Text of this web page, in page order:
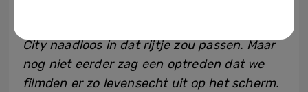
City naadloos in dat rijtje zou passen. Maar
nog niet eerder zag een optreden dat we
filmden er zo levensecht uit op het scherm.